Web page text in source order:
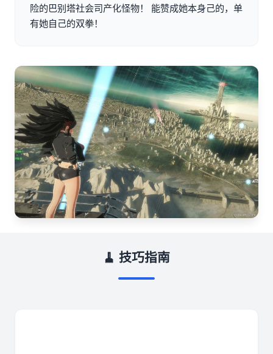
险的巴别塔社会司产化怪物！ 能赞成她本身己的，单
有她自己的双拳！
🧹 技巧指南